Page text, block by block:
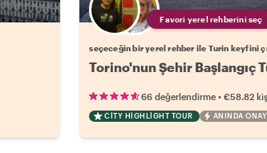
Favori yerel rehberini seç
seçeceğin bir yerel rehber ile Turin keyfini
Torino'nun Şehir Başlangıç
66 değerlendirme •€58.82
CITY HIGHLIGHT TOUR ANINDA